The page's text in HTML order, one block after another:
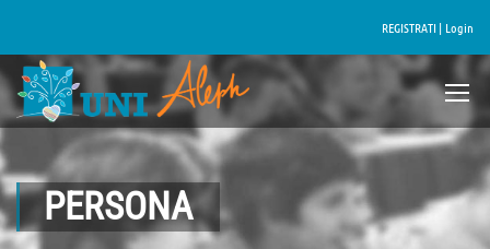
REGISTRATI | Login
PERSONA